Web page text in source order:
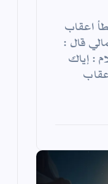
اعقاب
قال :
: إياك